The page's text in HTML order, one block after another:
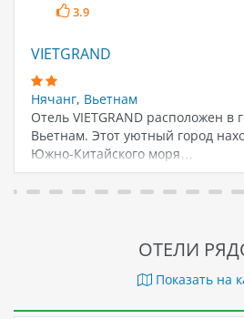
3.9
VIETGRAND
Нячанг, Вьетнам
Отель VIETGRAND расположен в
Вьетнам. Этот уютный город
Южно-Китайского моря…
ОТЕЛИ
Показать на